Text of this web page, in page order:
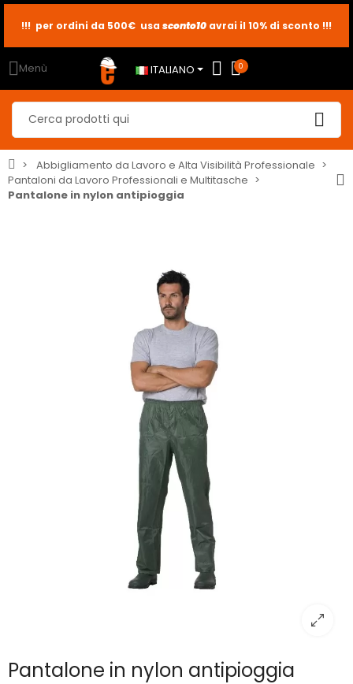
sconto2
sconto5
sconto10
Menù ITALIANO 0
Abbigliamento da Lavoro e Alta Visibilità Professionale
Pantaloni da Lavoro Professionali e Multitasche
Pantalone in nylon antipioggia
Pantalone in nylon antipioggia